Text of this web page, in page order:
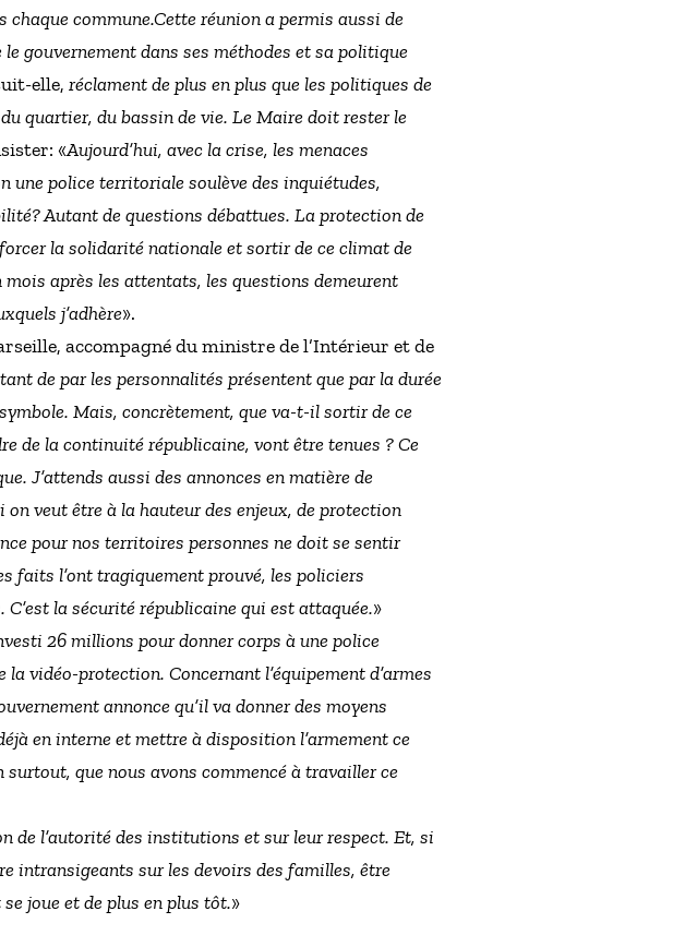
commune.Cette réunion a permis aussi de
gouvernement dans ses méthodes et sa politique
elle, réclament de plus en plus que les politiques de
quartier, du bassin de vie. Le Maire doit rester le
«Aujourd’hui, avec la crise, les menaces
une police territoriale soulève des inquiétudes,
Autant de questions débattues. La protection de
la solidarité nationale et sortir de ce climat de
après les attentats, les questions demeurent
j’adhère».
accompagné du ministre de l’Intérieur et de
de par les personnalités présentent que par la durée
Mais, concrètement, que va-t-il sortir de ce
de la continuité républicaine, vont être tenues ? Ce
J’attends aussi des annonces en matière de
veut être à la hauteur des enjeux, de protection
pour nos territoires personnes ne doit se sentir
faits l’ont tragiquement prouvé, les policiers
la sécurité républicaine qui est attaquée.»
26 millions pour donner corps à une police
vidéo-protection. Concernant l’équipement d’armes
annonce qu’il va donner des moyens
en interne et mettre à disposition l’armement ce
que nous avons commencé à travailler ce
de l’autorité des institutions et sur leur respect. Et, si
intransigeants sur les devoirs des familles, être
joue et de plus en plus tôt.»